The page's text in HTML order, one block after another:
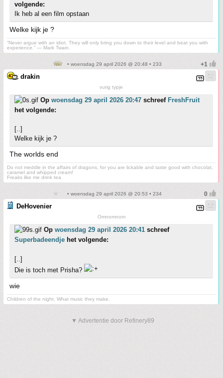
volgende:
Ik heb al een film opstaan
Welke kijk je ?
“Never argue with an idiot. They will only bring you down to their level and beat you with
experience.” ― Mark Twain.
• woensdag 29 april 2026 @ 20:48 • 233
drakin
vurig typje
Op woensdag 29 april 2026 20:47 schreef FreshFruit
het volgende:
[..]
Welke kijk je ?
The worlds end
Do not meddle in the affairs of dragons, for you are lickable and taste good with chocolat,
caramel and whipped cream!
Freaks like me drink tea
• woensdag 29 april 2026 @ 20:53 • 234
DeHovenier
Omnomnom
Op woensdag 29 april 2026 20:41 schreef
Superbadeendje het volgende:
[..]
Die is toch met Prisha?
wie
Children of the night. What music they make.
▼ Advertentie door Refinery89